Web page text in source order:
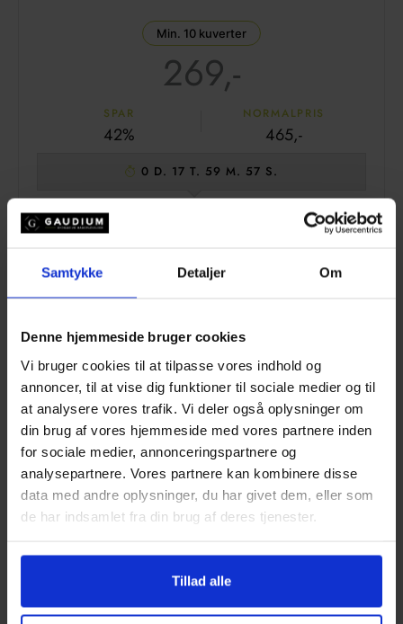
Samtykke Detaljer Om
Denne hjemmeside bruger cookies
Vi bruger cookies til at tilpasse vores indhold og
annoncer, til at vise dig funktioner til sociale medier og til
at analysere vores trafik. Vi deler også oplysninger om
din brug af vores hjemmeside med vores partnere inden
for sociale medier, annonceringspartnere og
analysepartnere. Vores partnere kan kombinere disse
data med andre oplysninger, du har givet dem, eller som
de har indsamlet fra din brug af deres tjenester.
Tillad alle
Min. 10 kuverter
269,-
SPAR
42%
NORMALPRIS
465,-
0 D. 17 T. 59 M. 56 S.
Signatur buffet
Min. 10 kuverter
425,-